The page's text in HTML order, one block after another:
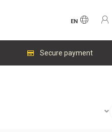
EN
Secure payment